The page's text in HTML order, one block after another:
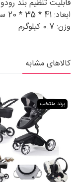
قابلیت تنظیم بند
ابعاد: 41 * 35 * 20 سانتی متر
وزن: 0.7 کیلوگرم
کالاهای مشابه
برند منتخب